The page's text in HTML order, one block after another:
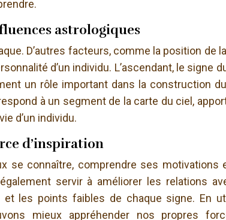
astrologiques
D’autres facteurs, comme la position de
d’un individu. L’ascendant, le signe
un rôle important dans la construction
à un segment de la carte du ciel,
d’un individu.
d’inspiration
se connaître, comprendre ses motivations
servir à améliorer les relations
les points faibles de chaque signe. En
mieux appréhender nos propres